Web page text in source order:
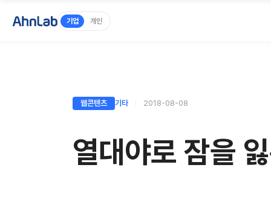
기업 개인
웹콘텐츠 기타 2018-08-08
열대야로 잠을